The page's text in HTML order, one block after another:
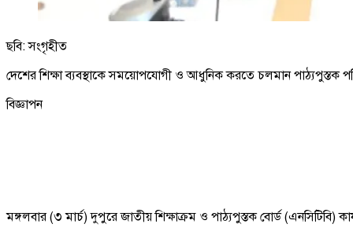
ছবি: সংগৃহীত
দেশের শিক্ষা ব্যবস্থাকে সময়োপযোগী ও আধুনিক করতে চলমান পাঠ্যপুস্তক
বিজ্ঞাপন
মঙ্গলবার (৩ মার্চ) দুপুরে জাতীয় শিক্ষাক্রম ও পাঠ্যপুস্তক বোর্ড (এনসিটিবি)